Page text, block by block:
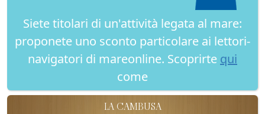
Siete titolari di un'attività legata al mare:
proponete uno sconto particolare ai lettori-
navigatori di mareonline. Scoprirte qui
come
LA CAMBUSA